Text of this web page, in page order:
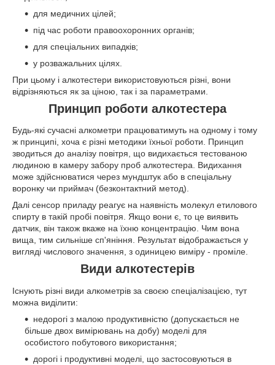
для медичних цілей;
під час роботи правоохоронних органів;
для спеціальних випадків;
у розважальних цілях.
При цьому і алкотестери використовуються різні, вони
відрізняються як за ціною, так і за параметрами.
Принцип роботи алкотестера
Будь-які сучасні алкометри працюватимуть на одному і тому
ж принципі, хоча є різні методики їхньої роботи. Принцип
зводиться до аналізу повітря, що видихається тестованою
людиною в камеру забору проб алкотестера. Видихання
може здійснюватися через мундштук або в спеціальну
воронку чи приймач (безконтактний метод).
Далі сенсор приладу реагує на наявність молекул етилового
спирту в такій пробі повітря. Якщо вони є, то це виявить
датчик, він також вкаже на їхню концентрацію. Чим вона
вища, тим сильніше сп'яніння. Результат відображається у
вигляді числового значення, з одиницею виміру - проміле.
Види алкотестерів
Існують різні види алкометрів за своєю спеціалізацією, тут
можна виділити:
недорогі з малою продуктивністю (допускається не
більше двох вимірювань на добу) моделі для
особистого побутового використання;
дорогі і продуктивні моделі, що застосовуються в